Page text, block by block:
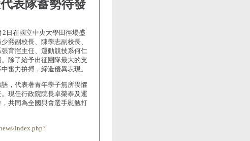
表隊蓄勢待發
日在國立中央大學田徑場盛
熙副校長、陳學志副校長、
育愷主任、運動競技系何仁
除了給予出征團隊最大的支
奮力拚搏，締造優異表現。
，代表著青年學子無所畏懼
現任行政院院長卓榮泰及運
共同為全國與會選手慰勉打
index.php?